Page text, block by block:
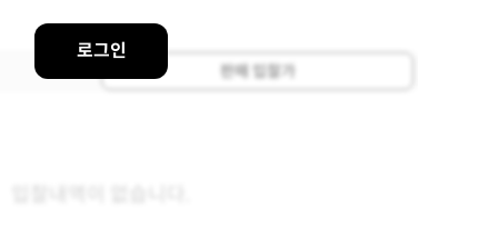
로그인
판매 입찰가